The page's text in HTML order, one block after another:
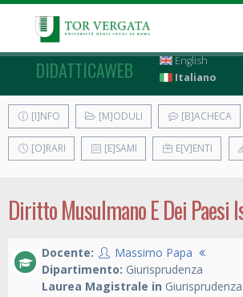
DIDATTICAWEB
English
Italiano
[I]NFO [M]ODULI [B]ACHECA
[O]RARI [E]SAMI E[V]ENTI
Diritto Musulmano E Dei Paesi
Docente:
Massimo Papa
Dipartimento: Giurisprudenza
Laurea Magistrale in Giurisprudenza